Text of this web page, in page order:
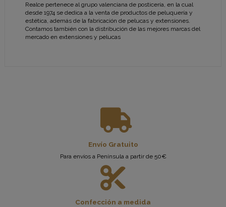
Realce pertenece al grupo valenciana de posticería, en la cual
desde 1974 se dedica a la venta de productos de peluquería y
estética, además de la fabricación de pelucas y extensiones.
Contamos también con la distribución de las mejores marcas del
mercado en extensiones y pelucas
Envío Gratuito
Para envíos a Península a partir de 50€
Confección a medida